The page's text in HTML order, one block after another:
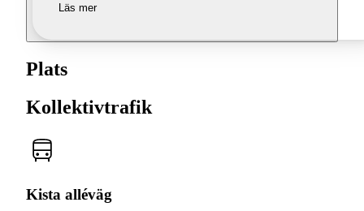
Läs mer
Plats
Kollektivtrafik
Kista alléväg